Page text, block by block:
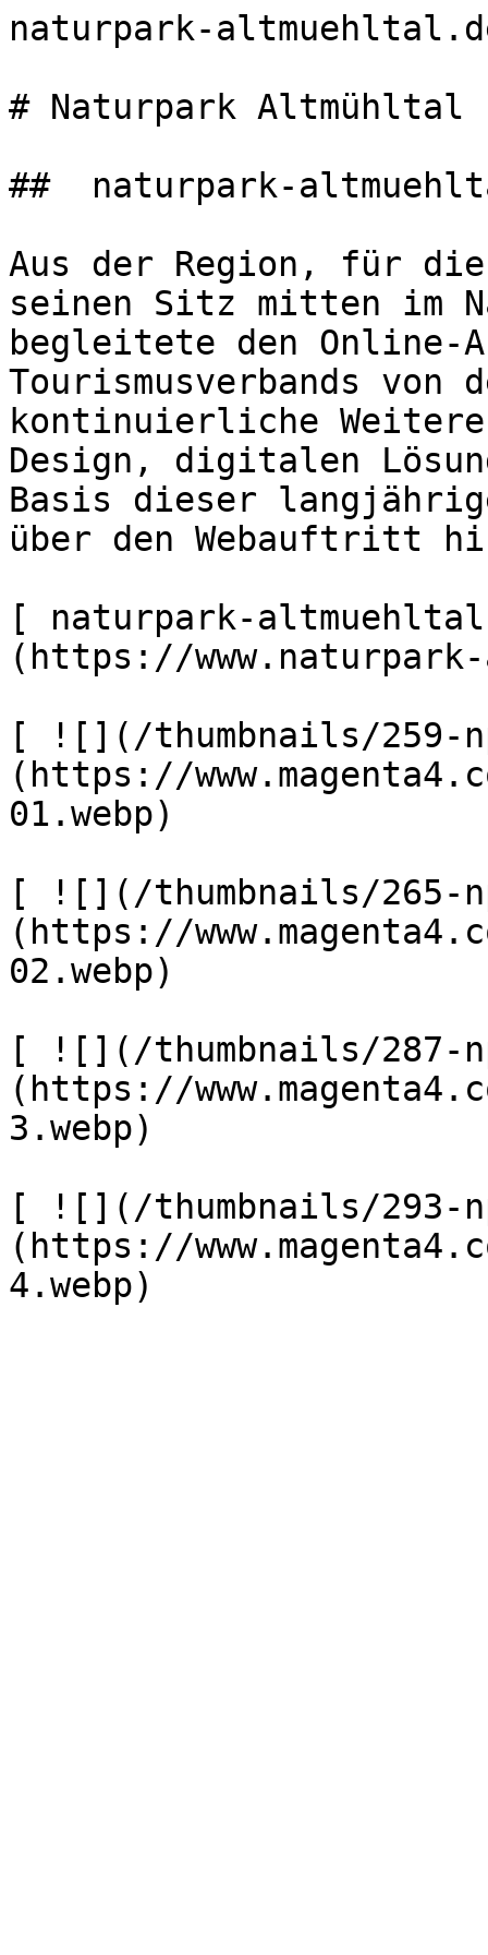
naturpark-
# Naturpark Altmühltal
##  naturpark-
Aus der Region, für die
seinen Sitz mitten im
begleitete den
Tourismusverbands von
kontinuierliche
Design, digitalen
Basis dieser
über den Webauftritt
[ naturpark-
(https://
[ ![](/thumbnails/259-
(https://
01.webp)
[ ![](/thumbnails/265-
(https://
02.webp)
[ ![](/thumbnails/287-
(https://
3.webp)
[ ![](/thumbnails/293-
(https://